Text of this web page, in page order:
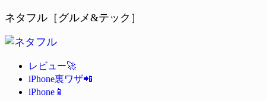
ネタフル［グルメ&テック］
レビュー🚀
iPhone裏ワザ📲
iPhone 📱